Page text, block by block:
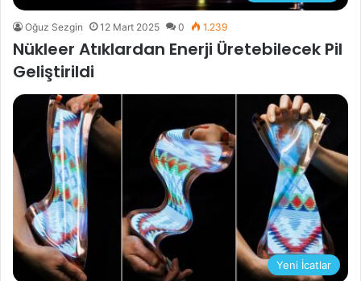
Oğuz Sezgin 12 Mart 2025 0 1.239
Nükleer Atıklardan Enerji Üretebilecek Pil
Geliştirildi
Yeni İcatlar